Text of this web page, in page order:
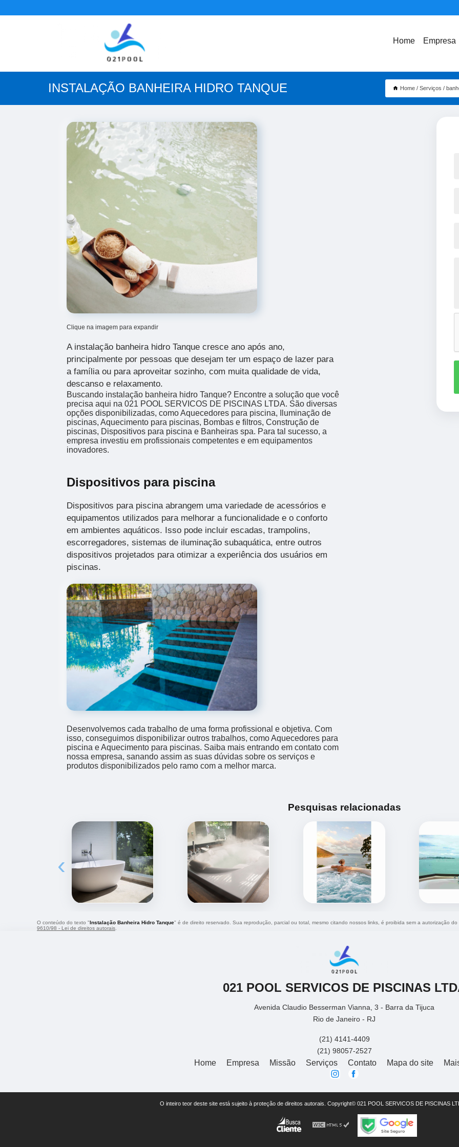
Home Empresa
INSTALAÇÃO BANHEIRA HIDRO TANQUE Home Serviços
Clique na imagem para expandir
A instalação banheira hidro Tanque cresce ano após ano,
principalmente por pessoas que desejam ter um espaço de lazer para
a família ou para aproveitar sozinho, com muita qualidade de vida,
descanso e relaxamento.
Buscando instalação banheira hidro Tanque? Encontre a solução que você
precisa aqui na 021 POOL SERVICOS DE PISCINAS LTDA. São diversas
opções disponibilizadas, como Aquecedores para piscina, Iluminação de
piscinas, Aquecimento para piscinas, Bombas e filtros, Construção de
piscinas, Dispositivos para piscina e Banheiras spa. Para tal sucesso, a
empresa investiu em profissionais competentes e em equipamentos
inovadores.
Dispositivos para piscina
Dispositivos para piscina abrangem uma variedade de acessórios e
equipamentos utilizados para melhorar a funcionalidade e o conforto
em ambientes aquáticos. Isso pode incluir escadas, trampolins,
escorregadores, sistemas de iluminação subaquática, entre outros
dispositivos projetados para otimizar a experiência dos usuários em
piscinas.
Desenvolvemos cada trabalho de uma forma profissional e objetiva. Com
isso, conseguimos disponibilizar outros trabalhos, como Aquecedores para
piscina e Aquecimento para piscinas. Saiba mais entrando em contato com
nossa empresa, sanando assim as suas dúvidas sobre os serviços e
produtos disponibilizados pelo ramo com a melhor marca.
Pesquisas relacionadas
‹
O conteúdo do texto "Instalação Banheira Hidro Tanque" é de direito reservado. Sua reprodução, parcial ou total, mesmo citando nossos links, é proibida sem a autorização
9610/98 - Lei de direitos autorais.
021 POOL SERVICOS DE PISCINAS
Avenida Claudio Besserman Vianna, 3 - Barra da Tijuca
Rio de Janeiro - RJ
(21) 4141-4409
(21) 98057-2527
Home Empresa Missão Serviços Contato Mapa do site
O inteiro teor deste site está sujeito à proteção de direitos autorais. Copyright© 021 POOL SERVICOS DE PISCINAS